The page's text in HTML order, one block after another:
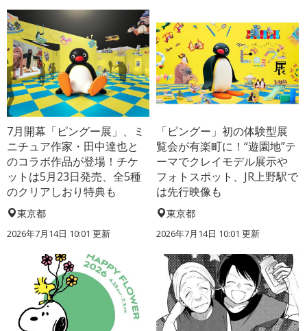
7月開幕「ピングー展」、ミ
ニチュア作家・田中達也と
のコラボ作品が登場！チケ
ットは5月23日発売、全5種
のクリアしおり特典も
東京都
2026年7月14日 10:01 更新
「ピングー」初の体験型展
覧会が有楽町に！“遊園地”テ
ーマでクレイモデル展示や
フォトスポット、JR上野駅で
は先行映像も
東京都
2026年7月14日 10:01 更新